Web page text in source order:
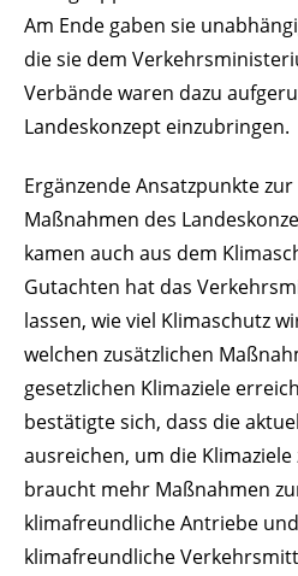
Am Ende gaben sie
die sie dem
Verbände waren dazu
Landeskonzept einzubringen.
Ergänzende Ansatzpunkte
Maßnahmen des
kamen auch aus dem
Gutachten hat das
lassen, wie viel Klimaschutz
welchen zusätzlichen
gesetzlichen Klimaziele
bestätigte sich, dass die
ausreichen, um die Klimaziele
braucht mehr Maßnahmen
klimafreundliche Antriebe
klimafreundliche